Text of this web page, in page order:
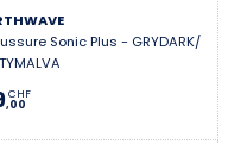
Sonic Plus - GRYDARK/
,00
CHF